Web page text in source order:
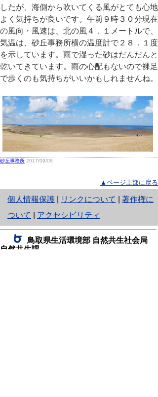
したが、海側から吹いてくる風がとても心地
よく気持ちが良いです。午前９時３０分現在
の風向・風速は、北の風４．１メートルで、
気温は、砂丘事務所横の温度計で２８．１度
を示しています。雨で湿った砂はだんだんと
乾いてきています。雨の心配もないので裸足
で歩くのも気持ちがいいかもしれませんね。
砂丘事務所 2017/09/08
▲ページ上部に戻る
個人情報保護
と
り
ネ
ッ
リンクについて
著作権に
ついて
アクセシビリティ
鳥取県生活環境部 自然共生社会局
自然共生課